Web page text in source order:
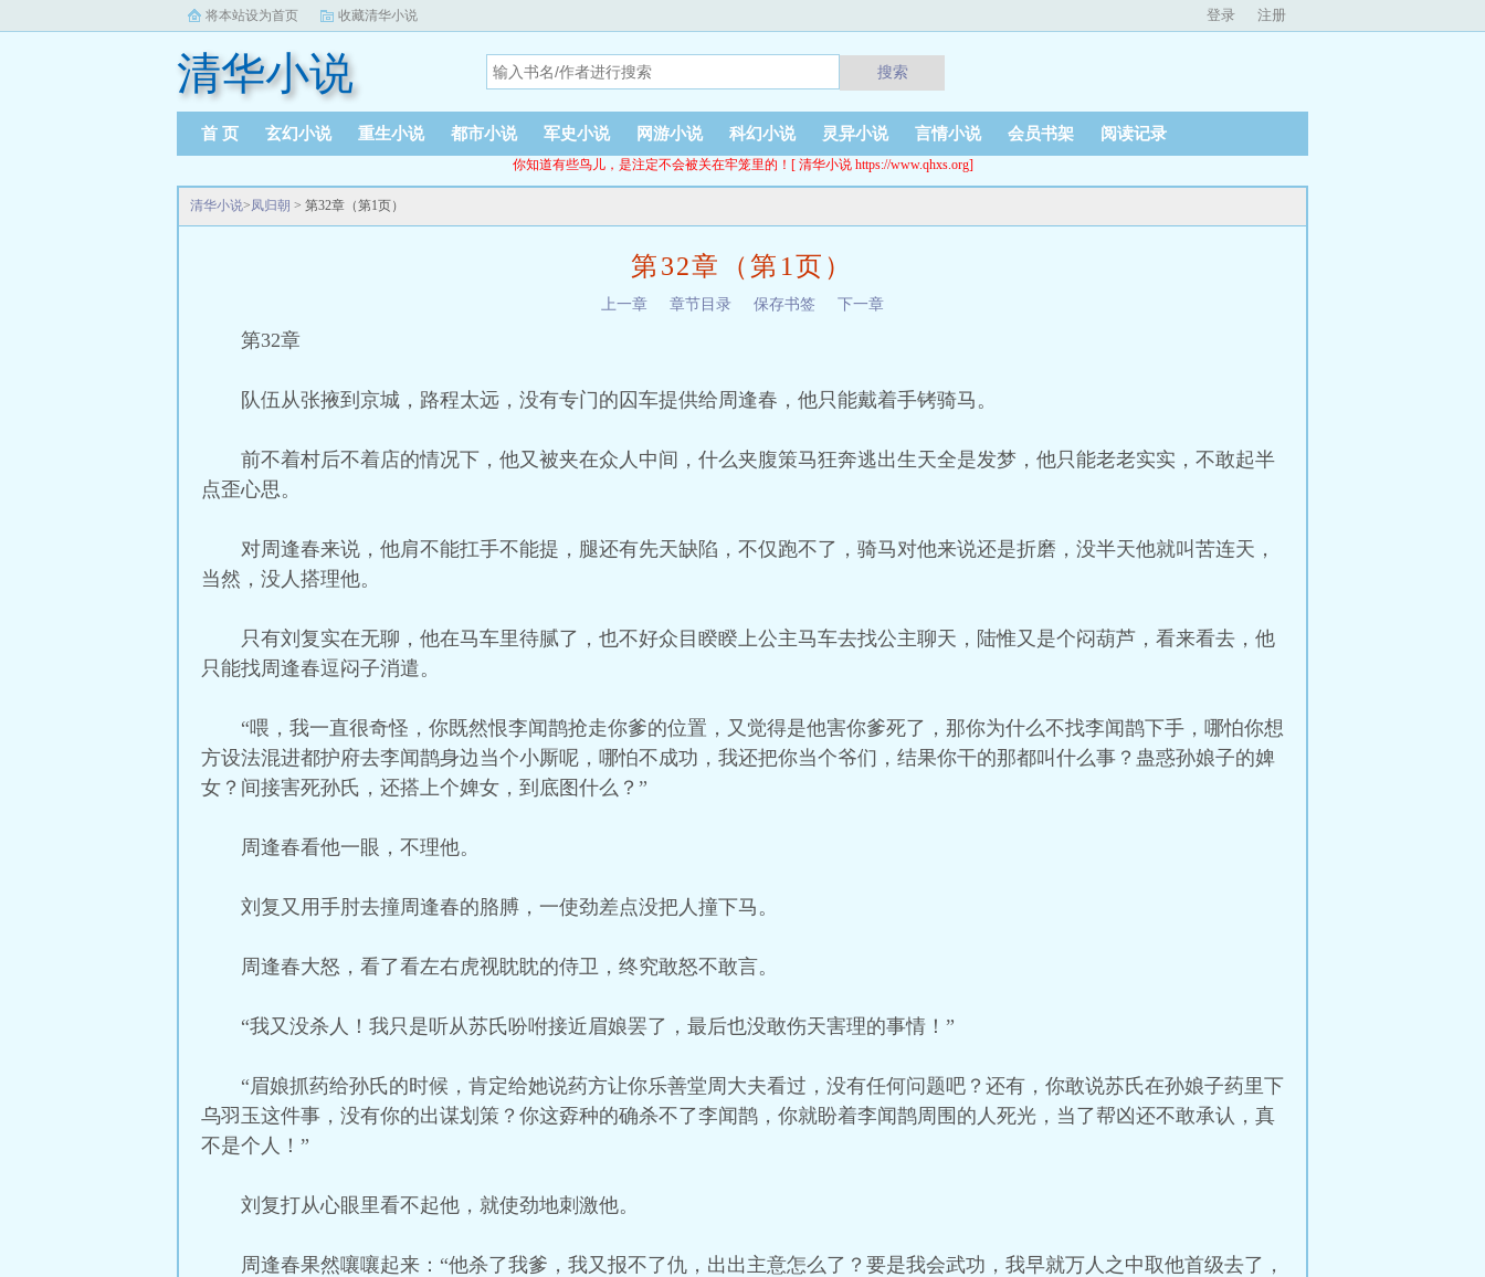
将本站设为首页 收藏清华小说 登录 注册
清华小说 搜索
首 页 玄幻小说 重生小说 都市小说 军史小说 网游小说 科幻小说 灵异小说 言情小说 会员书架 阅读记录
你知道有些鸟儿，是注定不会被关在牢笼里的！[ 清华小说 https://www.qhxs.org]
清华小说>凤归朝 > 第32章（第1页）
第32章（第1页）
上一章 章节目录 保存书签 下一章
第32章
队伍从张掖到京城，路程太远，没有专门的囚车提供给周逢春，他只能戴着手铐骑马。
前不着村后不着店的情况下，他又被夹在众人中间，什么夹腹策马狂奔逃出生天全是发梦，他只能老老实实，不敢起半
点歪心思。
对周逢春来说，他肩不能扛手不能提，腿还有先天缺陷，不仅跑不了，骑马对他来说还是折磨，没半天他就叫苦连天，
当然，没人搭理他。
只有刘复实在无聊，他在马车里待腻了，也不好众目睽睽上公主马车去找公主聊天，陆惟又是个闷葫芦，看来看去，他
只能找周逢春逗闷子消遣。
“喂，我一直很奇怪，你既然恨李闻鹊抢走你爹的位置，又觉得是他害你爹死了，那你为什么不找李闻鹊下手，哪怕你想
方设法混进都护府去李闻鹊身边当个小厮呢，哪怕不成功，我还把你当个爷们，结果你干的那都叫什么事？蛊惑孙娘子的婢
女？间接害死孙氏，还搭上个婢女，到底图什么？”
周逢春看他一眼，不理他。
刘复又用手肘去撞周逢春的胳膊，一使劲差点没把人撞下马。
周逢春大怒，看了看左右虎视眈眈的侍卫，终究敢怒不敢言。
“我又没杀人！我只是听从苏氏吩咐接近眉娘罢了，最后也没敢伤天害理的事情！”
“眉娘抓药给孙氏的时候，肯定给她说药方让你乐善堂周大夫看过，没有任何问题吧？还有，你敢说苏氏在孙娘子药里下
乌羽玉这件事，没有你的出谋划策？你这孬种的确杀不了李闻鹊，你就盼着李闻鹊周围的人死光，当了帮凶还不敢承认，真
不是个人！”
刘复打从心眼里看不起他，就使劲地刺激他。
周逢春果然嚷嚷起来：“他杀了我爹，我又报不了仇，出出主意怎么了？要是我会武功，我早就万人之中取他首级去了，